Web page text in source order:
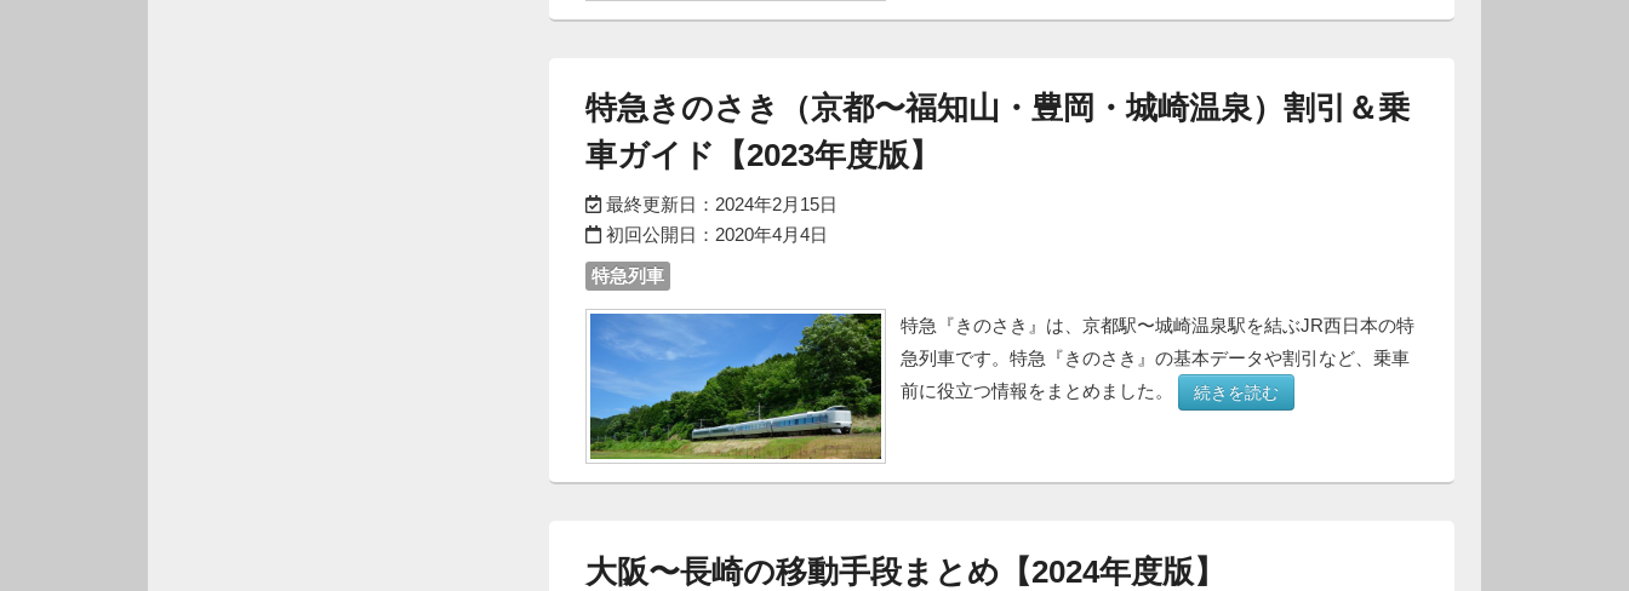
特急きのさき（京都〜福知山・豊岡・城崎温泉）割引＆乗
車ガイド【2023年度版】
最終更新日： 2024年2月15日
初回公開日： 2020年4月4日
特急列車
特急『きのさき』は、京都駅〜城崎温泉駅を結ぶJR西日本の特
急列車です。特急『きのさき』の基本データや割引など、乗車
前に役立つ情報をまとめました。
続きを読む
大阪〜長崎の移動手段まとめ【2024年度版】